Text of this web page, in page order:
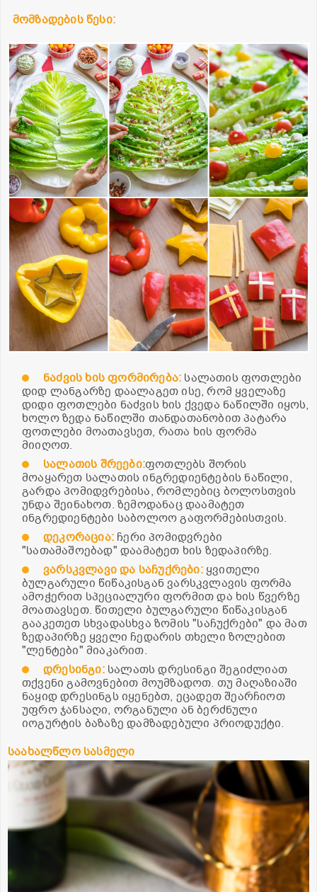
მომზადების წესი:
ნაძვის ხის ფორმირება: სალათის ფოთლები
დიდ ლანგარზე დაალაგეთ ისე, რომ ყველაზე
დიდი ფოთლები ნაძვის ხის ქვედა ნაწილში იყოს,
ხოლო ზედა ნაწილში თანდათანობით პატარა
ფოთლები მოათავსეთ, რათა ხის ფორმა
მიიღოთ.
სალათის შრეები:ფოთლებს შორის
მოაყარეთ სალათის ინგრედიენტების ნაწილი,
გარდა პომიდვრებისა, რომლებიც ბოლოსთვის
უნდა შეინახოთ. ზემოდანაც დაამატეთ
ინგრედიენტები საბოლოო გაფორმებისთვის.
დეკორაცია: ჩერი პომიდვრები
"სათამაშოებად" დაამატეთ ხის ზედაპირზე.
ვარსკვლავი და საჩუქრები:ყვითელი
ბულგარული წიწაკისგან ვარსკვლავის ფორმა
ამოჭერით სპეციალური ფორმით და ხის წვერზე
მოათავსეთ. წითელი ბულგარული წიწაკისგან
გააკეთეთ სხვადასხვა ზომის "საჩუქრები" და მათ
ზედაპირზე ყველი ჩედარის თხელი ზოლებით
"ლენტები" მიაკარით.
დრესინგი: სალათს დრესინგი შეგიძლიათ
თქვენი გამოვნებით მოუმზადოთ. თუ მაღაზიაში
ნაყიდ დრესინგს იყენებთ, ეცადეთ შეარჩიოთ
უფრო ჯანსაღი, ორგანული ან ბერძნული
იოგურტის ბაზაზე დამზადებული პრიოდუქტი.
საახალწლო სასმელი